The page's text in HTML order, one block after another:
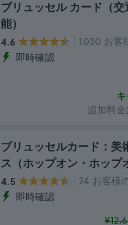
ブリュッセル カード（
能）
4.6
1.030 お客
即時確認
追加料
ブリュッセルカード：美
ス（ホップオン・ホップ
4.5
24 お客様
即時確認